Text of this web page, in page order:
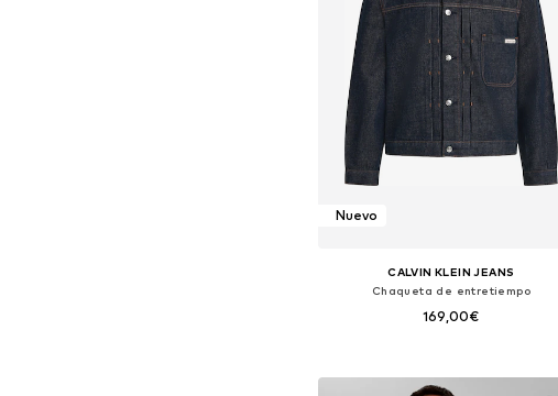
Nuevo
CALVIN KLEIN JEANS
Chaqueta de entretiempo
169,00€
Añadir a la cesta